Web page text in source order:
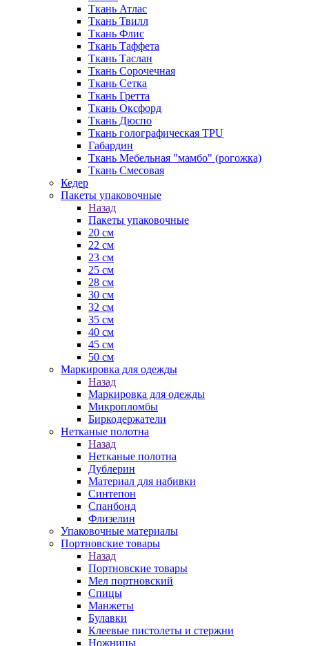
Ткань Атлас
Ткань Твилл
Ткань Флис
Ткань Таффета
Ткань Таслан
Ткань Сорочечная
Ткань Сетка
Ткань Гретта
Ткань Оксфорд
Ткань Дюспо
Ткань голографическая TPU
Габардин
Ткань Мебельная "мамбо" (рогожка)
Ткань Смесовая
Кедер
Пакеты упаковочные
Назад
Пакеты упаковочные
20 см
22 см
23 см
25 см
28 см
30 см
32 см
35 см
40 см
45 см
50 см
Маркировка для одежды
Назад
Маркировка для одежды
Микропломбы
Биркодержатели
Нетканые полотна
Назад
Нетканые полотна
Дублерин
Материал для набивки
Синтепон
Спанбонд
Флизелин
Упаковочные материалы
Портновские товары
Назад
Портновские товары
Мел портновский
Спицы
Манжеты
Булавки
Клеевые пистолеты и стержни
Ножницы